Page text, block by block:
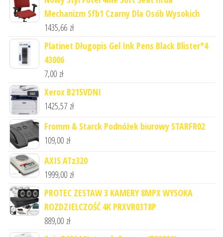
Mechanizm Sfb1 Czarny Dla Osób Wysokich
1435,66 zł
Platinet Długopis Gel Ink Pens Black Blister*4
43006
7,00 zł
Xerox B215VDNI
1425,57 zł
Fromm & Starck Podnóżek biurowy STARFR02
109,00 zł
AXIS ATz320
1999,00 zł
PROTEC ZESTAW 3 KAMERY 8MPX WYSOKA
ROZDZIELCZOŚĆ 4K PRXVR03T8P
889,00 zł